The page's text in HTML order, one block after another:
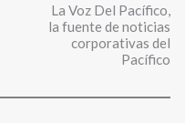
La Voz Del Pacífico,
la fuente de noticias
corporativas del
Pacífico